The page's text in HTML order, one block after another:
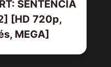
SENTENCIA
[HD 720p,
MEGA]